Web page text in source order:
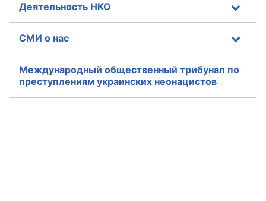
Деятельность НКО
СМИ о нас
Международный общественный трибунал по
преступлениям украинских неонацистов